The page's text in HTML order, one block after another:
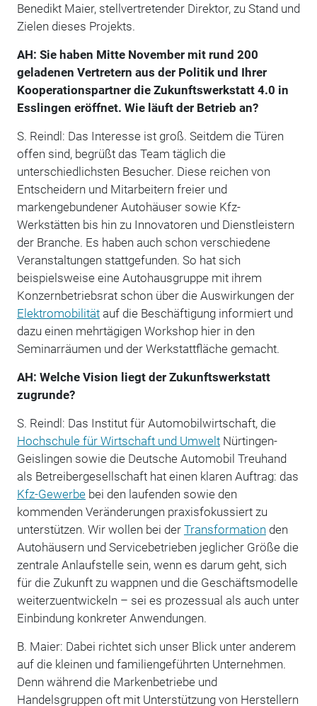
Benedikt Maier, stellvertretender Direktor, zu Stand und
Zielen dieses Projekts.
AH: Sie haben Mitte November mit rund 200
geladenen Vertretern aus der Politik und Ihrer
Kooperationspartner die Zukunftswerkstatt 4.0 in
Esslingen eröffnet. Wie läuft der Betrieb an?
S. Reindl: Das Interesse ist groß. Seitdem die Türen
offen sind, begrüßt das Team täglich die
unterschiedlichsten Besucher. Diese reichen von
Entscheidern und Mitarbeitern freier und
markengebundener Autohäuser sowie Kfz-
Werkstätten bis hin zu Innovatoren und Dienstleistern
der Branche. Es haben auch schon verschiedene
Veranstaltungen stattgefunden. So hat sich
beispielsweise eine Autohausgruppe mit ihrem
Konzernbetriebsrat schon über die Auswirkungen der
Elektromobilitätauf die Beschäftigung informiert und
dazu einen mehrtägigen Workshop hier in den
Seminarräumen und der Werkstattfläche gemacht.
AH: Welche Vision liegt der Zukunftswerkstatt
zugrunde?
S. Reindl: Das Institut für Automobilwirtschaft, die
Hochschule für Wirtschaft und UmweltNürtingen-
Geislingen sowie die Deutsche Automobil Treuhand
als Betreibergesellschaft hat einen klaren Auftrag: das
Kfz-Gewerbebei den laufenden sowie den
kommenden Veränderungen praxisfokussiert zu
unterstützen. Wir wollen bei der Transformation den
Autohäusern und Servicebetrieben jeglicher Größe die
zentrale Anlaufstelle sein, wenn es darum geht, sich
für die Zukunft zu wappnen und die Geschäftsmodelle
weiterzuentwickeln – sei es prozessual als auch unter
Einbindung konkreter Anwendungen.
B. Maier: Dabei richtet sich unser Blick unter anderem
auf die kleinen und fami­liengeführten Unternehmen.
Denn während die Markenbetriebe und
Handelsgruppen oft mit Unterstützung von Herstellern